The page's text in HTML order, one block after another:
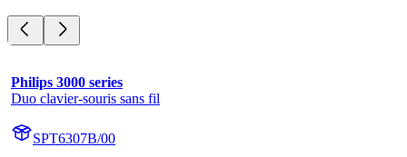
Philips 3000 series
Duo clavier-souris sans fil
SPT6307B/00